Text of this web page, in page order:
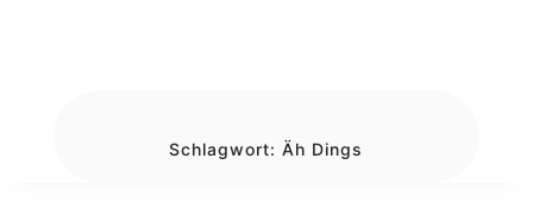
Schlagwort:Äh Dings